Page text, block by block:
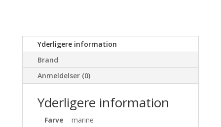
Yderligere information
Brand
Anmeldelser (0)
Yderligere information
Farve
marine